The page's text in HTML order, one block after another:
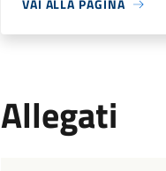
VAI ALLA PAGINA
Allegati